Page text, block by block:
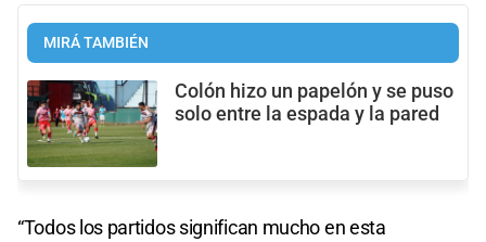
MIRÁ TAMBIÉN
Colón hizo un papelón y se puso
solo entre la espada y la pared
“Todos los partidos significan mucho en esta